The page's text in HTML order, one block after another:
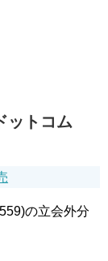
ットコム
の立会外分